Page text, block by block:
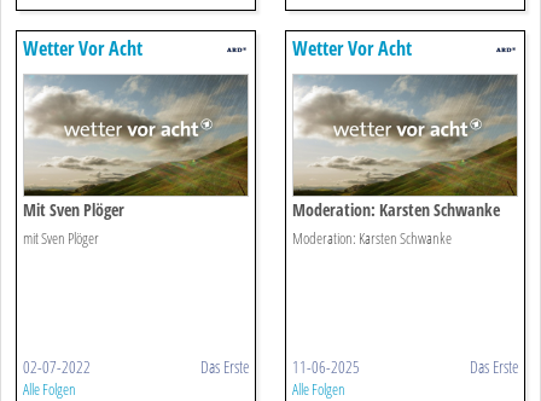
Wetter Vor Acht
Mit Sven Plöger
mit Sven Plöger
02-07-2022 Das Erste
Alle Folgen
Wetter Vor Acht
Moderation: Karsten Schwanke
Moderation: Karsten Schwanke
11-06-2025 Das Erste
Alle Folgen